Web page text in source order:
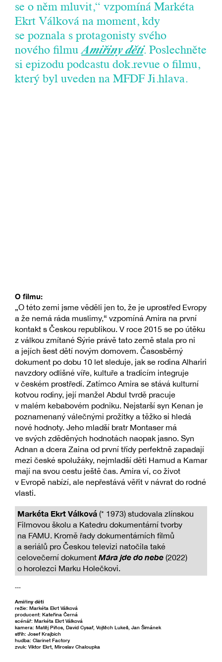
se o něm mluvit,“ vzpomíná Markéta
Ekrt Válková na moment, kdy
se poznala s protagonisty svého
nového filmuAmiřiny děti. Poslechněte
si epizodu podcastu dok.revue o filmu,
který byl uveden na MFDF Ji.hlava.
O filmu:
„O této zemi jsme věděli jen to, že je uprostřed Evropy
a že nemá ráda muslimy,“ vzpomíná Amira na první
kontakt s Českou republikou. V roce 2015 se po útěku
z válkou zmítané Sýrie právě tato země stala pro ni
a jejích šest dětí novým domovem. Časosběrný
dokument po dobu 10 let sleduje, jak se rodina Alhariri
navzdory odlišné víře, kultuře a tradicím integruje
v českém prostředí. Zatímco Amira se stává kulturní
kotvou rodiny, její manžel Abdul tvrdě pracuje
v malém kebabovém podniku. Nejstarší syn Kenan je
poznamenaný válečnými prožitky a těžko si hledá
nové hodnoty. Jeho mladší bratr Montaser má
ve svých zděděných hodnotách naopak jasno. Syn
Adnan a dcera Zaina od první třídy perfektně zapadají
mezi české spolužáky, nejmladší děti Hamud a Kamar
mají na svou cestu ještě čas. Amira ví, co život
v Evropě nabízí, ale nepřestává věřit v návrat do rodné
vlasti.
Markéta Ekrt Válková(* 1973) studovala zlínskou
Filmovou školu a Katedru dokumentární tvorby
na FAMU. Kromě řady dokumentárních filmů
a seriálů pro Českou televizi natočila také
celovečerní dokument Mára jde do nebe(2022)
o horolezci Marku Holečkovi.
---
Amiřiny děti
režie: Markéta Ekrt Válková
producent: Kateřina Černá
scénář: Markéta Ekrt Válková
kamera: Matěj Piňos, David Cysař, Vojtěch Lukeš, Jan Šimánek
střih: Josef Krajbich
hudba: Clarinet Factory
zvuk: Viktor Ekrt, Miroslav Chaloupka